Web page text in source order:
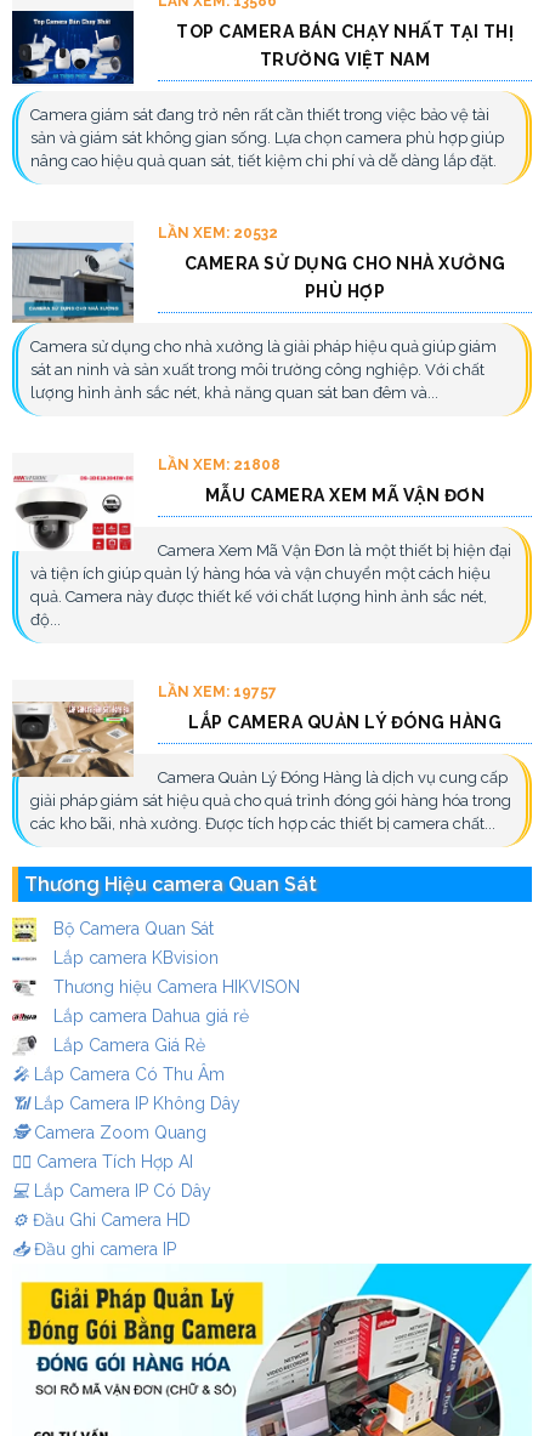
TOP CAMERA BÁN CHẠY NHẤT TẠI THỊ
TRƯỜNG VIỆT NAM
Camera giám sát đang trở nên rất cần thiết trong việc bảo vệ tài
sản và giám sát không gian sống. Lựa chọn camera phù hợp giúp
nâng cao hiệu quả quan sát, tiết kiệm chi phí và dễ dàng lắp đặt.
LẦN XEM: 20532
CAMERA SỬ DỤNG CHO NHÀ XƯỞNG
PHÙ HỢP
Camera sử dụng cho nhà xưởng là giải pháp hiệu quả giúp giám
sát an ninh và sản xuất trong môi trường công nghiệp. Với chất
lượng hình ảnh sắc nét, khả năng quan sát ban đêm và...
LẦN XEM: 21808
MẪU CAMERA XEM MÃ VẬN ĐƠN
Camera Xem Mã Vận Đơn là một thiết bị hiện đại
và tiện ích giúp quản lý hàng hóa và vận chuyển một cách hiệu
quả. Camera này được thiết kế với chất lượng hình ảnh sắc nét,
độ...
LẦN XEM: 19757
LẮP CAMERA QUẢN LÝ ĐÓNG HÀNG
Camera Quản Lý Đóng Hàng là dịch vụ cung cấp
giải pháp giám sát hiệu quả cho quá trình đóng gói hàng hóa trong
các kho bãi, nhà xưởng. Được tích hợp các thiết bị camera chất...
Thương Hiệu camera Quan Sát
Bộ Camera Quan Sát
Lắp camera KBvision
Thương hiệu Camera HIKVISON
Lắp camera Dahua giá rẻ
Lắp Camera Giá Rẻ
️🎤️
Lắp Camera Có Thu Âm
📶
Lắp Camera IP Không Dây
🕵️Camera Zoom Quang
🧛‍♀️ Camera Tích Hợp AI
💻 Lắp Camera IP Có Dây
⚙️ Đầu Ghi Camera HD
📥Đầu ghi camera IP